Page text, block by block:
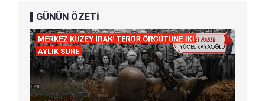
GÜNÜN ÖZETİ